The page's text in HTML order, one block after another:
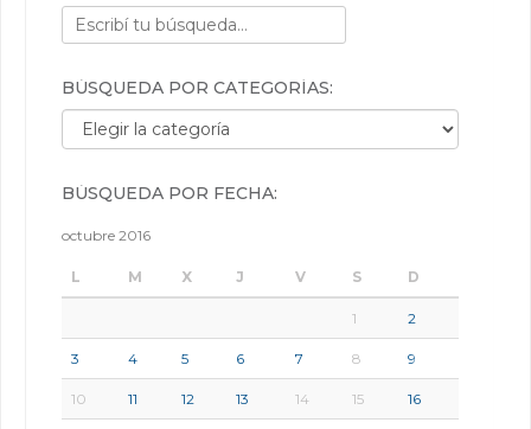
BÚSQUEDA POR CATEGORÍAS:
Búsqueda por categorías:
BÚSQUEDA POR FECHA:
octubre 2016
L M X J V S D
1 2
3 4 5 6 7 8 9
10 11 12 13 14 15 16